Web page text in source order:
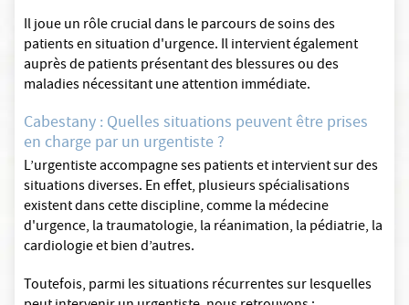
Il joue un rôle crucial dans le parcours de soins des
patients en situation d'urgence. Il intervient également
auprès de patients présentant des blessures ou des
maladies nécessitant une attention immédiate.
Cabestany : Quelles situations peuvent être prises
en charge par un urgentiste ?
L’urgentiste accompagne ses patients et intervient sur des
situations diverses. En effet, plusieurs spécialisations
existent dans cette discipline, comme la médecine
d'urgence, la traumatologie, la réanimation, la pédiatrie, la
cardiologie et bien d’autres.
Toutefois, parmi les situations récurrentes sur lesquelles